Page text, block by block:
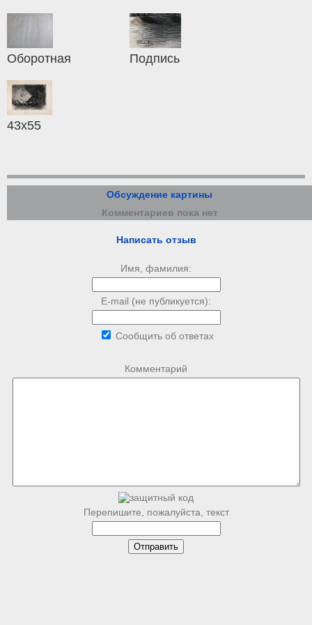
Оборотная Подпись
43х55
Обсуждение картины
Комментариев пока нет
Написать отзыв
Имя, фамилия:
E-mail (не публикуется):
Сообщить об ответах
Комментарий
Перепишите, пожалуйста, текст